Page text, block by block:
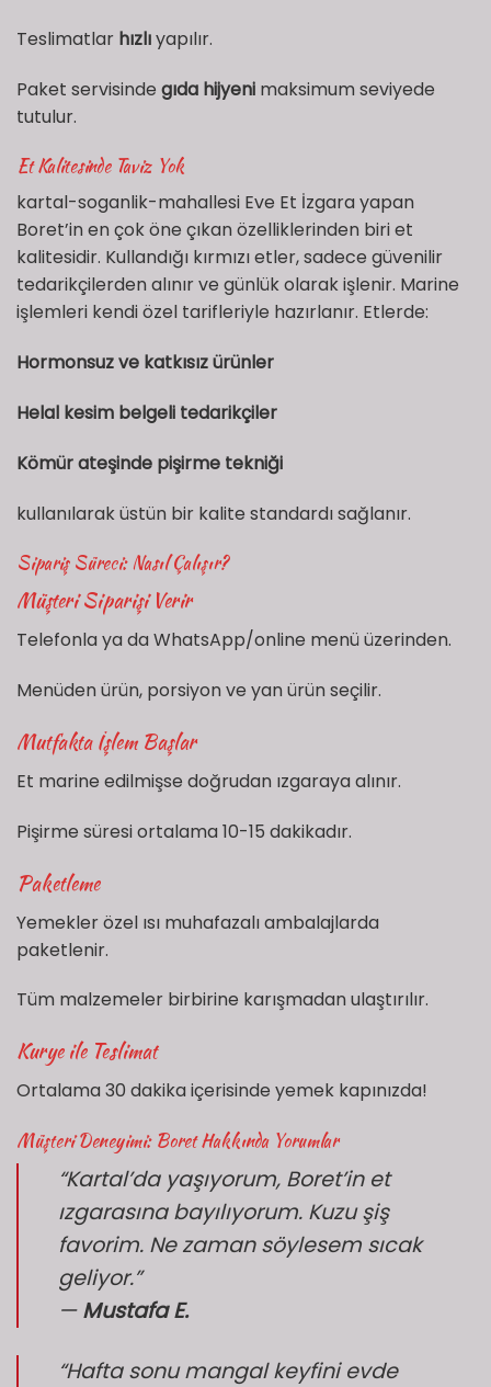
Teslimatlar hızlıyapılır.
Paket servisinde gıda hijyeni maksimum seviyede
tutulur.
Et Kalitesinde Taviz Yok
kartal-soganlik-mahallesi Eve Et İzgara yapan
Boret’in en çok öne çıkan özelliklerinden biri et
kalitesidir. Kullandığı kırmızı etler, sadece güvenilir
tedarikçilerden alınır ve günlük olarak işlenir. Marine
işlemleri kendi özel tarifleriyle hazırlanır. Etlerde:
Hormonsuz ve katkısız ürünler
Helal kesim belgeli tedarikçiler
Kömür ateşinde pişirme tekniği
kullanılarak üstün bir kalite standardı sağlanır.
Sipariş Süreci: Nasıl Çalışır?
Müşteri Siparişi Verir
Telefonla ya da WhatsApp/online menü üzerinden.
Menüden ürün, porsiyon ve yan ürün seçilir.
Mutfakta İşlem Başlar
Et marine edilmişse doğrudan ızgaraya alınır.
Pişirme süresi ortalama 10-15 dakikadır.
Paketleme
Yemekler özel ısı muhafazalı ambalajlarda
paketlenir.
Tüm malzemeler birbirine karışmadan ulaştırılır.
Kurye ile Teslimat
Ortalama 30 dakika içerisinde yemek kapınızda!
Müşteri Deneyimi: Boret Hakkında Yorumlar
“Kartal’da yaşıyorum, Boret’in et
ızgarasına bayılıyorum. Kuzu şiş
favorim. Ne zaman söylesem sıcak
geliyor.”
—Mustafa E.
“Hafta sonu mangal keyfini evde